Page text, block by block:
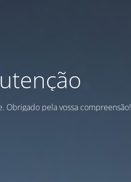
Obrigado pela vossa compreensão!